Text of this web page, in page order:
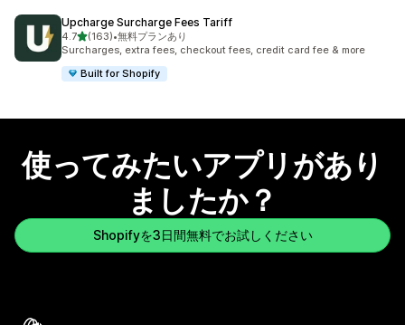
Upcharge Surcharge Fees Tariff
4.75つ星中
(163)
合計レビュー数：163件
•無料プランあり
Surcharges, extra fees, checkout fees, credit card fee & more
Built for Shopify
使ってみたいアプリがあり
ましたか？
Shopifyを3日間無料でお試しください